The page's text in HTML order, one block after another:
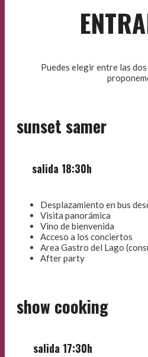
Puedes elegir entre las
sunset samer
salida 18:30h
Desplazamiento en bus
Visita panorámica
Vino de bienvenida
Acceso a los conciertos
Area Gastro del Lago
After party
show cooking
salida 17:30h